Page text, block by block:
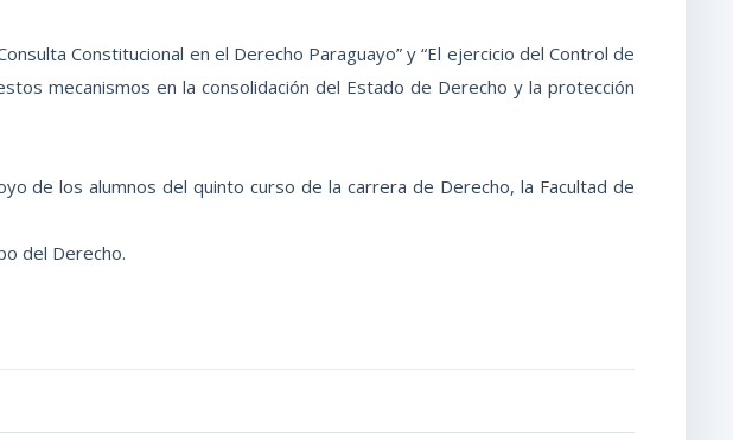
Constitucional en el Derecho Paraguayo” y “El ejercicio del Control de
mecanismos en la consolidación del Estado de Derecho y la protección
de los alumnos del quinto curso de la carrera de Derecho, la Facultad de
del Derecho.